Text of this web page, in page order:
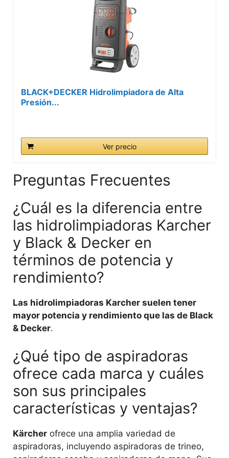
BLACK+DECKER Hidrolimpiadora de Alta
Presión...
Ver precio
Preguntas Frecuentes
¿Cuál es la diferencia entre
las hidrolimpiadoras Karcher
y Black & Decker en
términos de potencia y
rendimiento?
Las hidrolimpiadoras Karcher suelen tener
mayor potencia y rendimiento que las de Black
& Decker.
¿Qué tipo de aspiradoras
ofrece cada marca y cuáles
son sus principales
características y ventajas?
Kärcher ofrece una amplia variedad de
aspiradoras, incluyendo aspiradoras de trineo,